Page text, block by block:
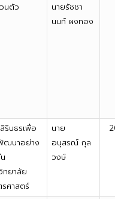
นตัว
นายรัชชา
นนท์ ผงทอง
รินธรเพื่อ
ฒนาอย่าง
ทยาลัย
รศาสตร์
นาย
อนุสรณ์ กุล
วงษ์